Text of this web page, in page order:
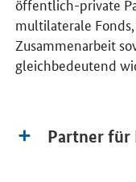
öffentlich-private
multilaterale
Zusammenarbeit
gleichbedeutend
Partner für